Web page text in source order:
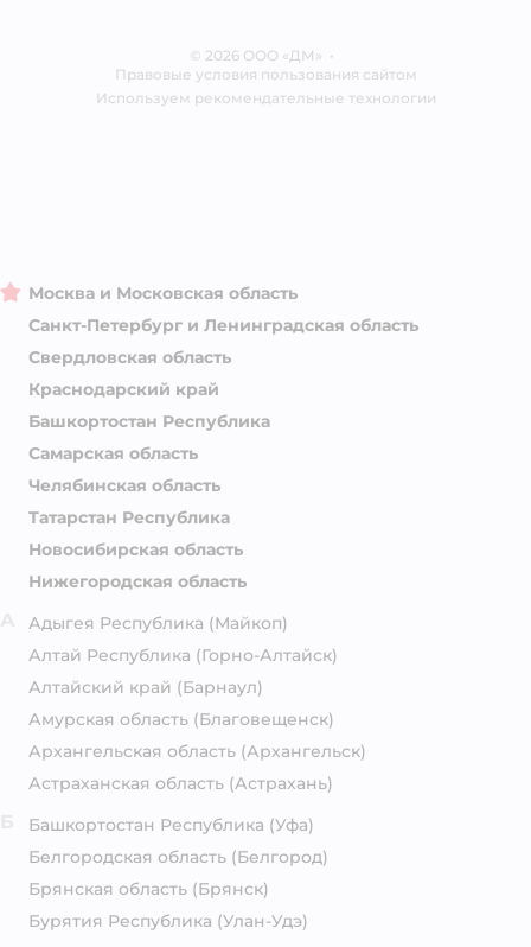
Блог
© 2026 ООО «ДМ» •
Правовые условия пользования сайтом
Используем рекомендательные технологии
Москва и Московская область
Санкт-Петербург и Ленинградская область
Свердловская область
Краснодарский край
Башкортостан Республика
Самарская область
Челябинская область
Татарстан Республика
Новосибирская область
Нижегородская область
Адыгея Республика (Майкоп)
Алтай Республика (Горно-Алтайск)
Алтайский край (Барнаул)
Амурская область (Благовещенск)
Архангельская область (Архангельск)
Астраханская область (Астрахань)
Башкортостан Республика (Уфа)
Белгородская область (Белгород)
Брянская область (Брянск)
Бурятия Республика (Улан-Удэ)